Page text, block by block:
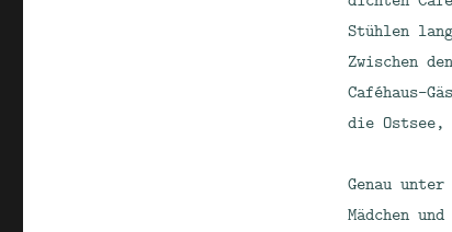
Stühlen
Zwischen
Caféhaus-
die Ostsee,
Genau
Mädchen